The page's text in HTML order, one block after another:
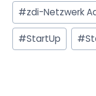
#zdi-Netzwerk
#StartUp #